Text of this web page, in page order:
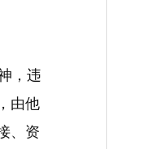
，违
由他
、资